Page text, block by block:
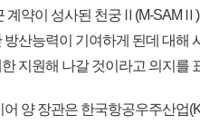
계약이 성사된 천궁Ⅱ(M-
방산능력이 기여하게 된데 대해
한 지원해 나갈 것이라고 의지를
어 양 장관은 한국항공우주산업